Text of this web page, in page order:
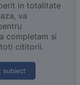
in totalitate
va
completam si
cititorii.
subiect